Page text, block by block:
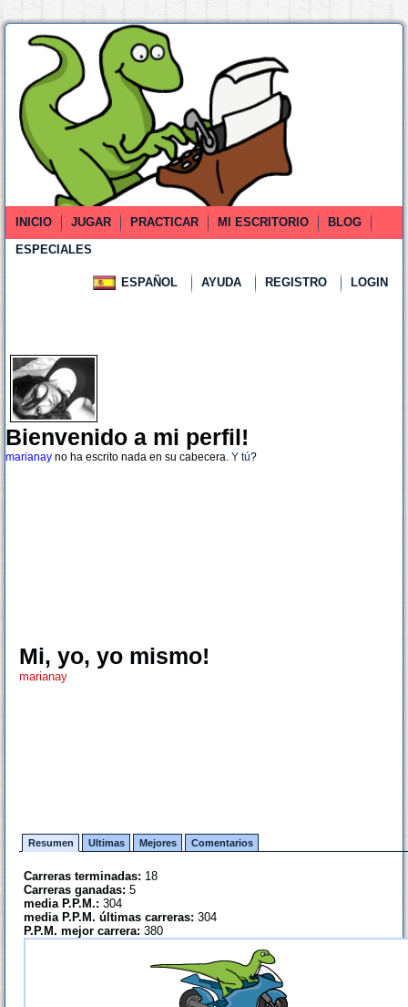
INICIO JUGAR PRACTICAR MI ESCRITORIO
BLOG
ESPECIALES
ESPAÑOL AYUDA REGISTRO LOGIN
Bienvenido a mi perfil!
marianay no ha escrito nada en su cabecera. Y tú?
Mi, yo, yo mismo!
marianay
Resumen Ultimas Mejores Comentarios
Carreras terminadas: 18
Carreras ganadas: 5
media P.P.M.: 304
media P.P.M. últimas carreras: 304
P.P.M. mejor carrera: 380